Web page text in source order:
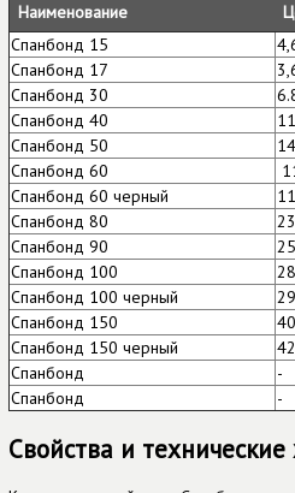
Наименование
Спанбонд 15
Спанбонд 17
Спанбонд 30
Спанбонд 40
Спанбонд 50
Спанбонд 60
Спанбонд 60 черный
Спанбонд 80
Спанбонд 90
Спанбонд 100
Спанбонд 100 черный
Спанбонд 150
Спанбонд 150 черный
Спанбонд
-
Спанбонд
-
Свойства и